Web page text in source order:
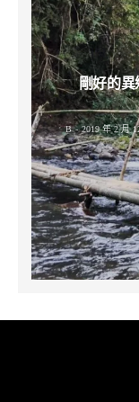
剛好的
B 2019 年 2 月